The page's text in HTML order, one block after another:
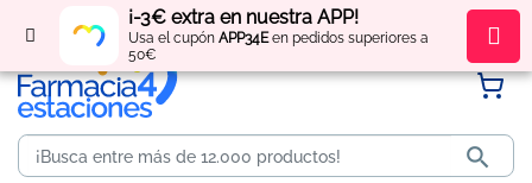
¡-3€ extra en nuestra APP!
Usa el cupón APP34Een pedidos superiores a
50€
Regístratey obténpuntos por tus compras
